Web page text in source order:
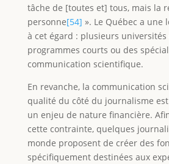
tâche de [toutes et] tous, mais la
personne[54] ». Le Québec a une
à cet égard : plusieurs
programmes courts ou des
communication scientifique.
En revanche, la communication
qualité du côté du journalisme
un enjeu de nature financière.
cette contrainte, quelques
monde proposent de créer des
spécifiquement destinées aux